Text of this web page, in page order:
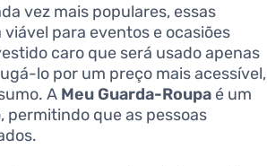
vez mais populares, essas
para eventos e ocasiões
caro que será usado apenas
lo por um preço mais acessível,
A Meu Guarda-Roupa é um
permitindo que as pessoas